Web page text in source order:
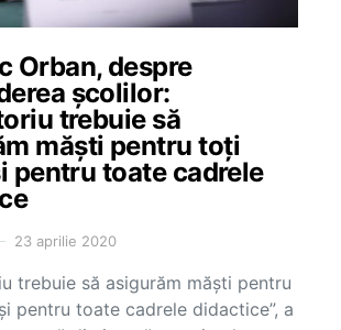
Orban, despre
școlilor:
trebuie să
măști pentru toți
pentru toate cadrele
23 aprilie 2020
trebuie să asigurăm măști pentru
pentru toate cadrele didactice”, a